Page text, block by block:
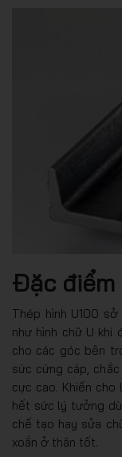
Đặc điểm
Thép hình U100
như hình chữ U khi
cho các góc bên
sức cứng cáp,
cực cao. Khiến
hết sức lý tưởng
chế tạo hay sửa
xoắn ở thân tốt.